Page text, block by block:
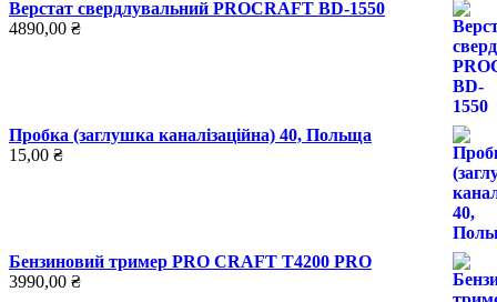
Верстат свердлувальний PROCRAFT BD-1550
4890,00 ₴
Пробка (заглушка каналізаційна) 40, Польща
15,00 ₴
Бензиновий тример PRO СRAFT Т4200 PRO
3990,00 ₴